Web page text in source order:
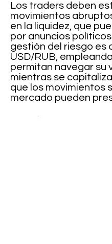
Los traders deben
movimientos
en la liquidez, que
por anuncios
gestión del riesgo es
USD/RUB,
permitan navegar su
mientras se
que los movimientos
mercado pueden